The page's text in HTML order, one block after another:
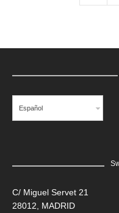
Español
C/ Miguel Servet 21
28012, MADRID